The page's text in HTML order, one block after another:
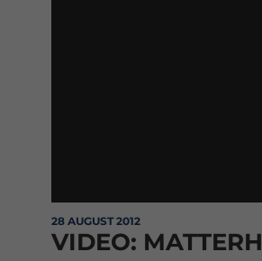
28 AUGUST 2012
VIDEO: